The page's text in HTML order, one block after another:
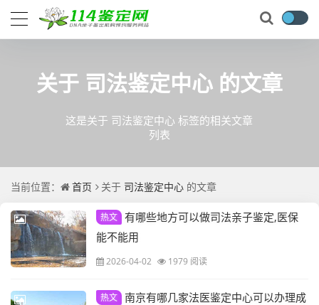
关于 司法鉴定中心 的文章
这是关于 司法鉴定中心 标签的相关文章
列表
当前位置： 首页 关于 司法鉴定中心 的文章
热文 有哪些地方可以做司法亲子鉴定,医保
能不能用
2026-04-02 1979 阅读
热文
南京有哪几家法医鉴定中心可以办理成